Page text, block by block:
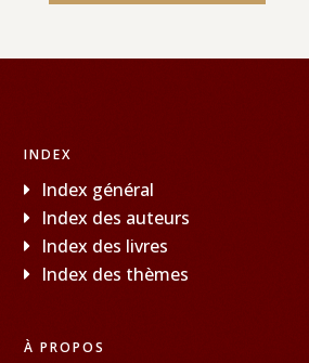
INDEX
Index général
Index des auteurs
Index des livres
Index des thèmes
À PROPOS